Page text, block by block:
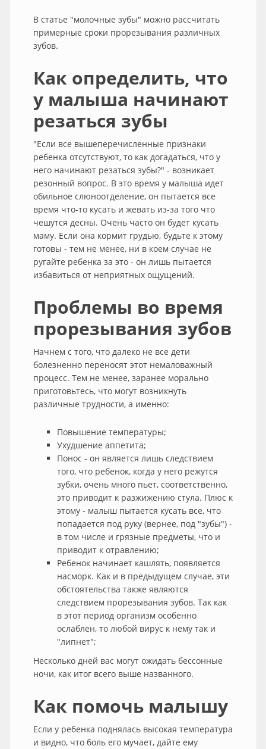
В статье "молочные зубы" можно рассчитать
примерные сроки прорезывания различных
зубов.
Как определить, что
у малыша начинают
резаться зубы
"Если все вышеперечисленные признаки
ребенка отсутствуют, то как догадаться, что у
него начинают резаться зубы?" - возникает
резонный вопрос. В это время у малыша идет
обильное слюноотделение, он пытается все
время что-то кусать и жевать из-за того что
чешутся десны. Очень часто он будет кусать
маму. Если она кормит грудью, будьте к этому
готовы - тем не менее, ни в коем случае не
ругайте ребенка за это - он лишь пытается
избавиться от неприятных ощущений.
Проблемы во время
прорезывания зубов
Начнем с того, что далеко не все дети
болезненно переносят этот немаловажный
процесс. Тем не менее, заранее морально
приготовьтесь, что могут возникнуть
различные трудности, а именно:
Повышение температуры;
Ухудшение аппетита;
Понос - он является лишь следствием
того, что ребенок, когда у него режутся
зубки, очень много пьет, соответственно,
это приводит к разжижению стула. Плюс к
этому - малыш пытается кусать все, что
попадается под руку (вернее, под "зубы") -
в том числе и грязные предметы, что и
приводит к отравлению;
Ребенок начинает кашлять, появляется
насморк. Как и в предыдущем случае, эти
обстоятельства также являются
следствием прорезывания зубов. Так как
в этот период организм особенно
ослаблен, то любой вирус к нему так и
"липнет";
Несколько дней вас могут ожидать бессонные
ночи, как итог всего выше названного.
Как помочь малышу
Если у ребенка поднялась высокая температура
и видно, что боль его мучает, дайте ему